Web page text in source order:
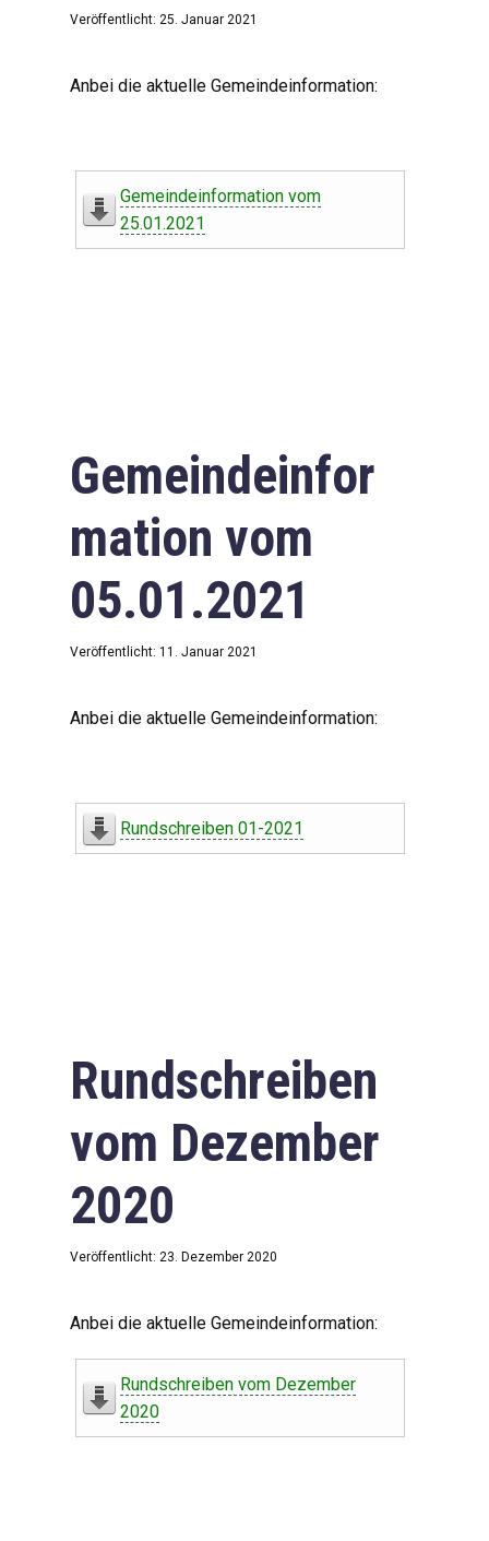
Veröffentlicht: 25. Januar 2021
Anbei die aktuelle Gemeindeinformation:
Gemeindeinformation vom
25.01.2021
Gemeindeinfor
mation vom
05.01.2021
Veröffentlicht: 11. Januar 2021
Anbei die aktuelle Gemeindeinformation:
Rundschreiben 01-2021
Rundschreiben
vom Dezember
2020
Veröffentlicht: 23. Dezember 2020
Anbei die aktuelle Gemeindeinformation:
Rundschreiben vom Dezember
2020